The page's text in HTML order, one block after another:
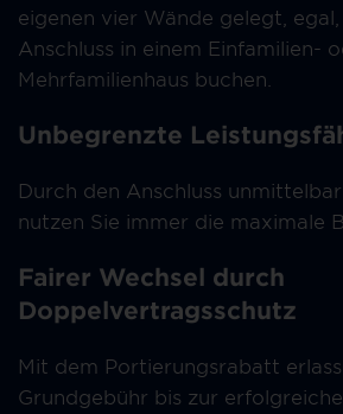
eigenen vier Wände gelegt,
Anschluss in einem Einfamilien-
Mehrfamilienhaus buchen.
Unbegrenzte
Durch den Anschluss
nutzen Sie immer die maximale
Fairer Wechsel durch
Doppelvertragsschutz
Mit dem Portierungsrabatt
Grundgebühr bis zur